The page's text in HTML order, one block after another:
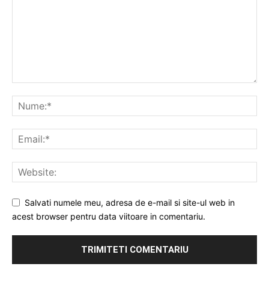
Salvati numele meu, adresa de e-mail si site-ul web in
acest browser pentru data viitoare in comentariu.